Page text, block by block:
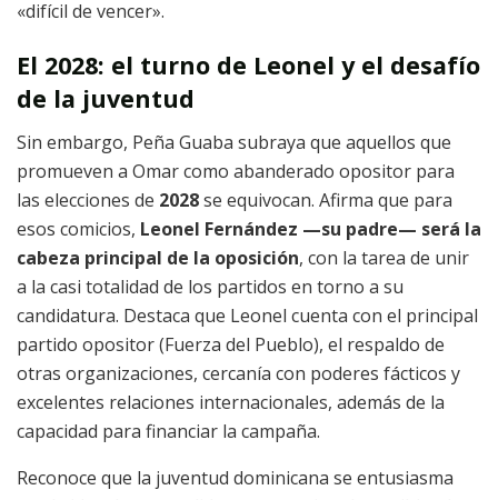
«difícil de vencer».
El 2028: el turno de Leonel y el desafío
de la juventud
Sin embargo, Peña Guaba subraya que aquellos que
promueven a Omar como abanderado opositor para
las elecciones de 2028se equivocan. Afirma que para
esos comicios, Leonel Fernández —su padre— será la
cabeza principal de la oposición, con la tarea de unir
a la casi totalidad de los partidos en torno a su
candidatura. Destaca que Leonel cuenta con el principal
partido opositor (Fuerza del Pueblo), el respaldo de
otras organizaciones, cercanía con poderes fácticos y
excelentes relaciones internacionales, además de la
capacidad para financiar la campaña.
Reconoce que la juventud dominicana se entusiasma